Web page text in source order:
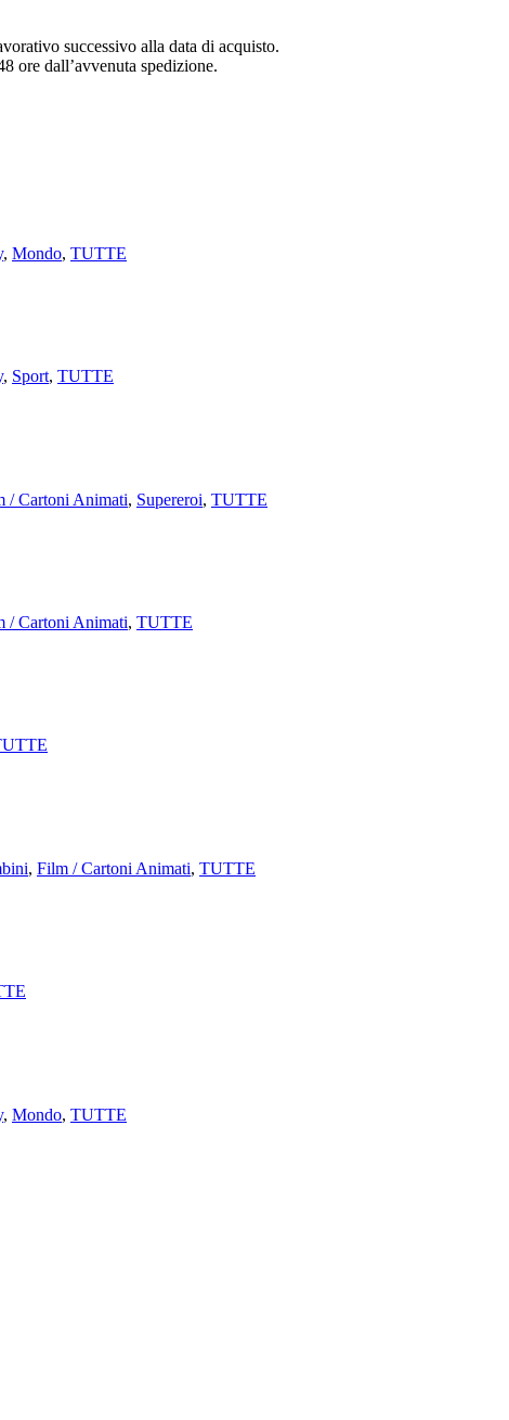
successivo alla data di acquisto.
ore dall’avvenuta spedizione.
, Mondo, TUTTE
, Sport, TUTTE
/ Cartoni Animati, Supereroi, TUTTE
/ Cartoni Animati, TUTTE
, Film / Cartoni Animati, TUTTE
, Mondo, TUTTE